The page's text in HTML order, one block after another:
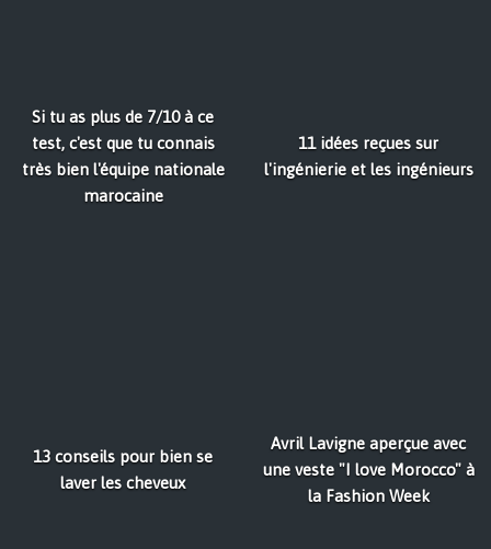
Si tu as plus de 7/10 à ce
test, c'est que tu connais
très bien l'équipe nationale
marocaine
11 idées reçues sur
l'ingénierie et les ingénieurs
13 conseils pour bien se
laver les cheveux
Avril Lavigne aperçue avec
une veste "I love Morocco" à
la Fashion Week